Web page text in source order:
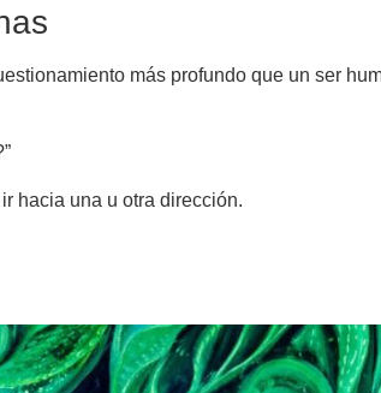
más profundo que un ser
hacia una u otra dirección.